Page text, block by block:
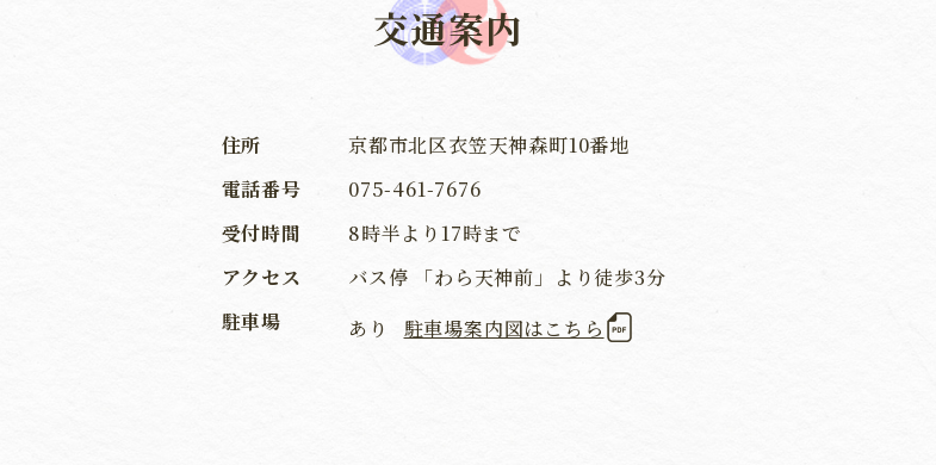
交通案内
住所
京都市北区衣笠天神森町10番地
電話番号
075-461-7676
受付時間
8時半より17時まで
アクセス
バス停 「わら天神前」より徒歩3分
駐車場
あり 駐車場案内図はこちら